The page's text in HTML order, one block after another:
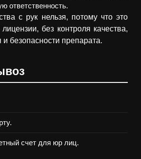
ответственность.
с рук нельзя, потому что это
лицензии, без контроля качества,
безопасности препарата.
счет для юр лиц.